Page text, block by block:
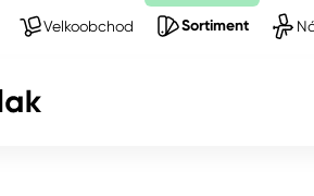
Velkoobchod Sortiment